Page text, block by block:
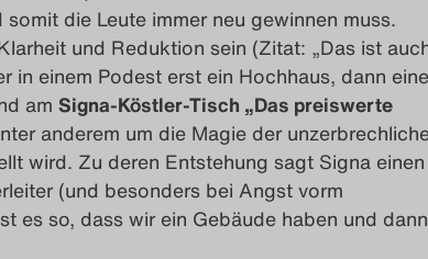
die Leute immer neu gewinnen muss.
und Reduktion sein (Zitat: „Das ist
in einem Podest erst ein Hochhaus, dann
am Signa-Köstler-Tisch „Das preiswerte
anderem um die Magie der
wird. Zu deren Entstehung sagt Signa einen
(und besonders bei Angst vorm
es so, dass wir ein Gebäude haben und dann